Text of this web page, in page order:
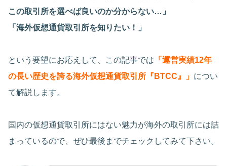
この取引所を選べば良いのか分からない…」
「海外仮想通貨取引所を知りたい！」
という要望にお応えして、この記事では 「運営実績12年
の長い歴史を誇る海外仮想通貨取引所『BTCC』」 につい
て解説します。
国内の仮想通貨取引所にはない魅力が海外の取引所には詰
まっているので、ぜひ最後までチェックしてみて下さい。